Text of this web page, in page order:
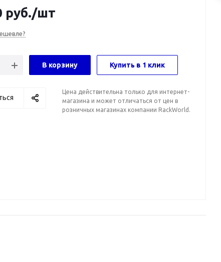
руб./шт
В корзину Купить в 1 клик
Цена действительна только для интернет-
магазина и может отличаться от цен в
розничных магазинах компании RackWorld.